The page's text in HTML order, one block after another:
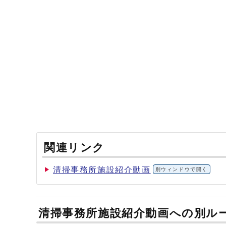
関連リンク
清掃事務所施設紹介動画 別ウィンドウで開く
清掃事務所施設紹介動画への別ル